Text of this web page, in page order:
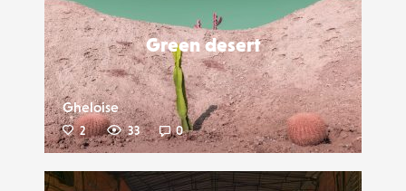
Green desert
Gheloise
2 33 0